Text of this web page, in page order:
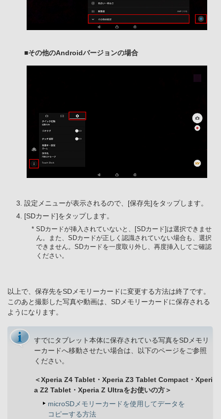
■その他のAndroidバージョンの場合
設定メニューが表示されるので、[保存先]をタップします。
[SDカード]をタップします。
* SDカードが挿入されていないと、[SDカード]は選択できませ
ん。また、SDカードが正しく認識されていない場合も、選択
できません。SDカードを一度取り外し、再度挿入してご確認
ください。
以上で、保存先をSDメモリーカードに変更する方法は終了です。
このあと撮影した写真や動画は、SDメモリーカードに保存される
ようになります。
すでにタブレット本体に保存されている写真をSDメモリ
ーカードへ移動させたい場合は、以下のページをご参照
ください。
＜Xperia Z4 Tablet・Xperia Z3 Tablet Compact・Xperi
a Z2 Tablet・Xperia Z Ultraをお使いの方＞
microSDメモリーカードを使用してデータを
コピーする方法